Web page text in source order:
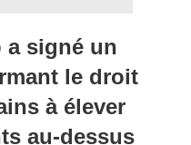
a signé un
le droit
à élever
au-dessus